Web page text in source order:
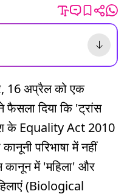
16 अप्रैल को एक
फैसला दिया कि 'ट्रांस
के Equality Act 2010
परिभाषा में नहीं
कानून में 'महिला' और
(Biological